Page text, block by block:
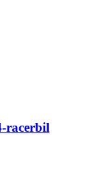
racerbil